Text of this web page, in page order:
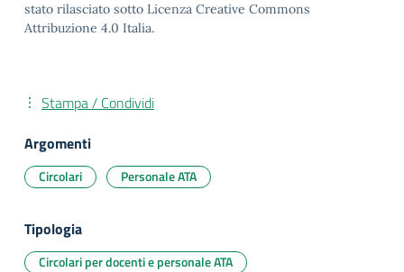
stato rilasciato sotto Licenza Creative Commons
Attribuzione 4.0 Italia.
Stampa / Condividi
Argomenti
Circolari Personale ATA
Tipologia
Circolari per docenti e personale ATA